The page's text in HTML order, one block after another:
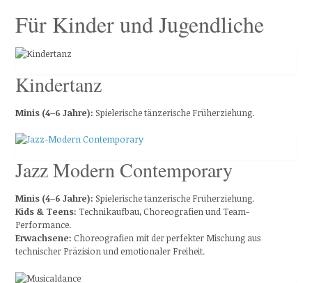
Für Kinder und Jugendliche
Kindertanz
Minis (4–6 Jahre): Spielerische tänzerische Früherziehung.
Jazz Modern Contemporary
Minis (4–6 Jahre): Spielerische tänzerische Früherziehung.
Kids & Teens: Technikaufbau, Choreografien und Team-
Performance.
Erwachsene: Choreografien mit der perfekter Mischung aus
technischer Präzision und emotionaler Freiheit.